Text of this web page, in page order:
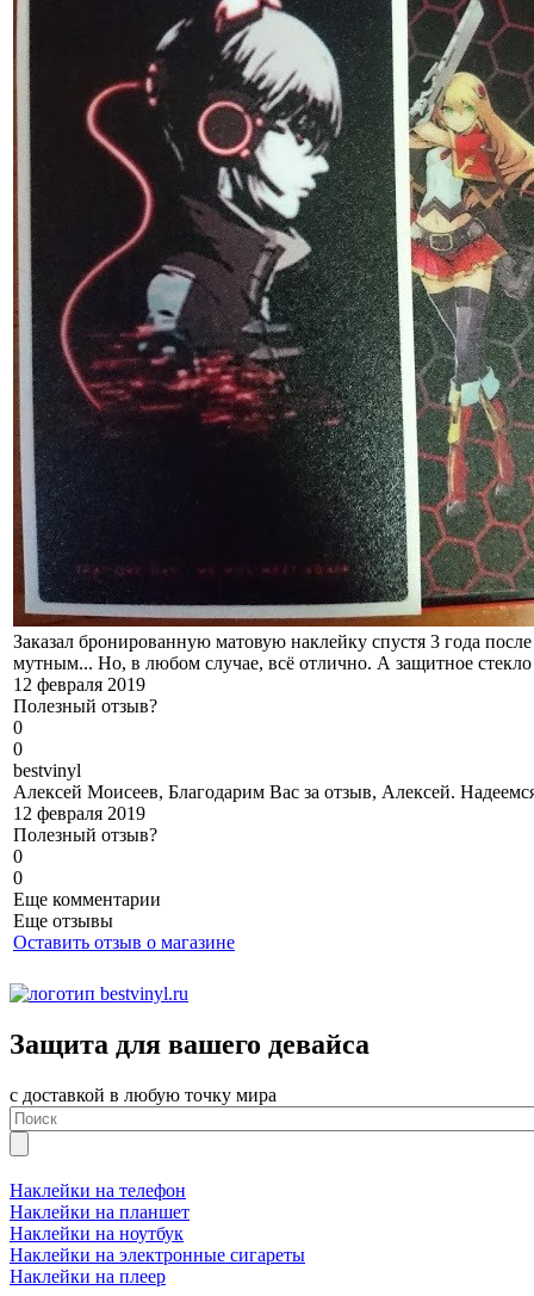
Заказал бронированную матовую наклейку спустя 3 года
мутным... Но, в любом случае, всё отлично. А защитное стекло
12 февраля 2019
Полезный отзыв?
0
0
bestvinyl
Алексей Моисеев, Благодарим Вас за отзыв, Алексей.
12 февраля 2019
Полезный отзыв?
0
0
Еще комментарии
Еще отзывы
Оставить отзыв о магазине
Защита для вашего девайса
с доставкой в любую точку мира
Наклейки на телефон
Наклейки на планшет
Наклейки на ноутбук
Наклейки на электронные сигареты
Наклейки на плеер